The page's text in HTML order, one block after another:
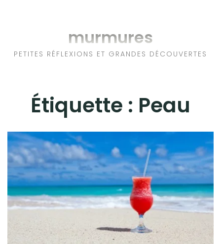
murmures
PETITES RÉFLEXIONS ET GRANDES DÉCOUVERTES
Étiquette : Peau
LECTURES
SPECTACLES
COTÉ BLOG